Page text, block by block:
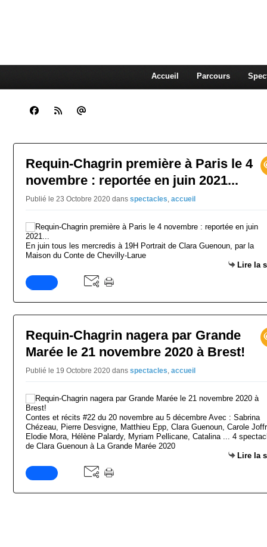
Accueil Parcours
Requin-Chagrin première à Paris le 4
novembre : reportée en juin 2021...
Publié le 23 Octobre 2020 dans spectacles, accueil
En juin tous les mercredis à 19H Portrait de Clara Guenoun, par la
Maison du Conte de Chevilly-Larue
Lire la
Requin-Chagrin nagera par Grande
Marée le 21 novembre 2020 à Brest!
Publié le 19 Octobre 2020 dans spectacles, accueil
Contes et récits #22 du 20 novembre au 5 décembre Avec : Sabrina
Chézeau, Pierre Desvigne, Matthieu Epp, Clara Guenoun, Carole
Elodie Mora, Hélène Palardy, Myriam Pellicane, Catalina ... 4
de Clara Guenoun à La Grande Marée 2020
Lire la